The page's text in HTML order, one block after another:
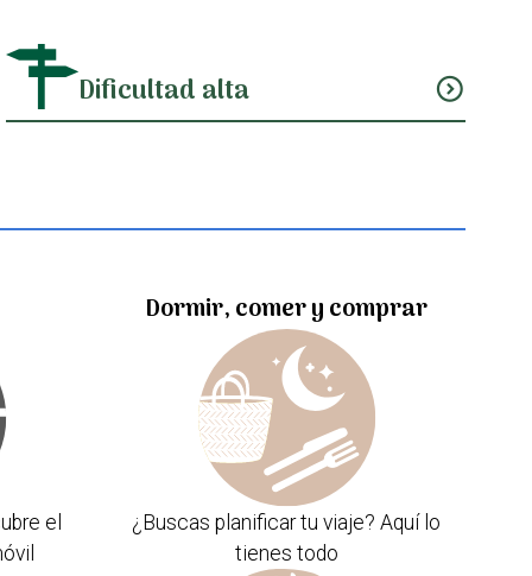
Dificultad alta expand_circle_down
el
Dormir, comer y comprar
¿Buscas planificar tu viaje? Aquí lo
tienes todo